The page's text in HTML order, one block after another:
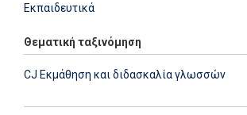
Εκπαιδευτικά
Θεματική ταξινόμηση
CJ Εκμάθηση και διδασκαλία γλωσσών